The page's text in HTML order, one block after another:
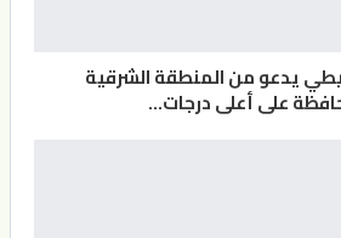
يدعو من المنطقة الشرقية
على أعلى درجات…